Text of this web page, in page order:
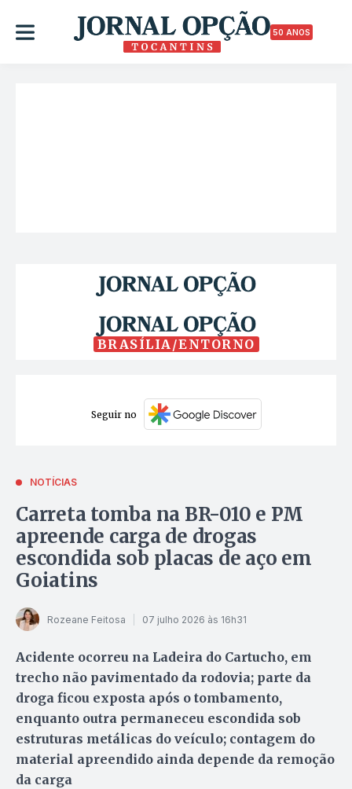
50 ANOS
BRASÍLIA/ENTORNO
Seguir no
NOTÍCIAS
Carreta tomba na BR-010 e PM
apreende carga de drogas
escondida sob placas de aço em
Goiatins
Rozeane Feitosa 07 julho 2026 às 16h31
Acidente ocorreu na Ladeira do Cartucho, em
trecho não pavimentado da rodovia; parte da
droga ficou exposta após o tombamento,
enquanto outra permaneceu escondida sob
estruturas metálicas do veículo; contagem do
material apreendido ainda depende da remoção
da carga